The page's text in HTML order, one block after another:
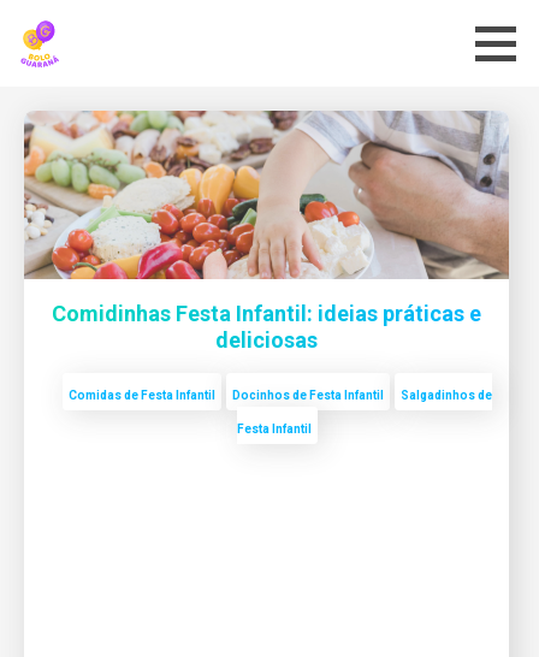
content
Comidinhas Festa Infantil: ideias práticas e
deliciosas
Comidas de Festa Infantil Docinhos de Festa Infantil Salgadinhos de
Festa Infantil